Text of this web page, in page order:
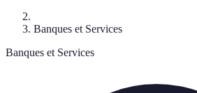
Banques et Services
Banques et Services